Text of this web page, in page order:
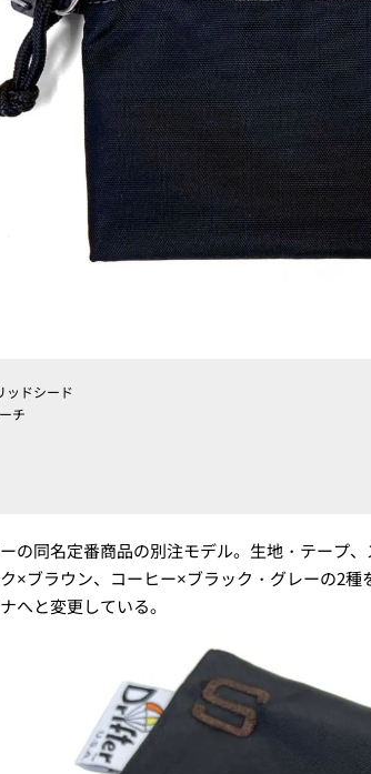
ッドシード
チ
の同名定番商品の別注モデル。生地・テープ
×ブラウン、コーヒー×ブラック・グレーの2
へと変更している。